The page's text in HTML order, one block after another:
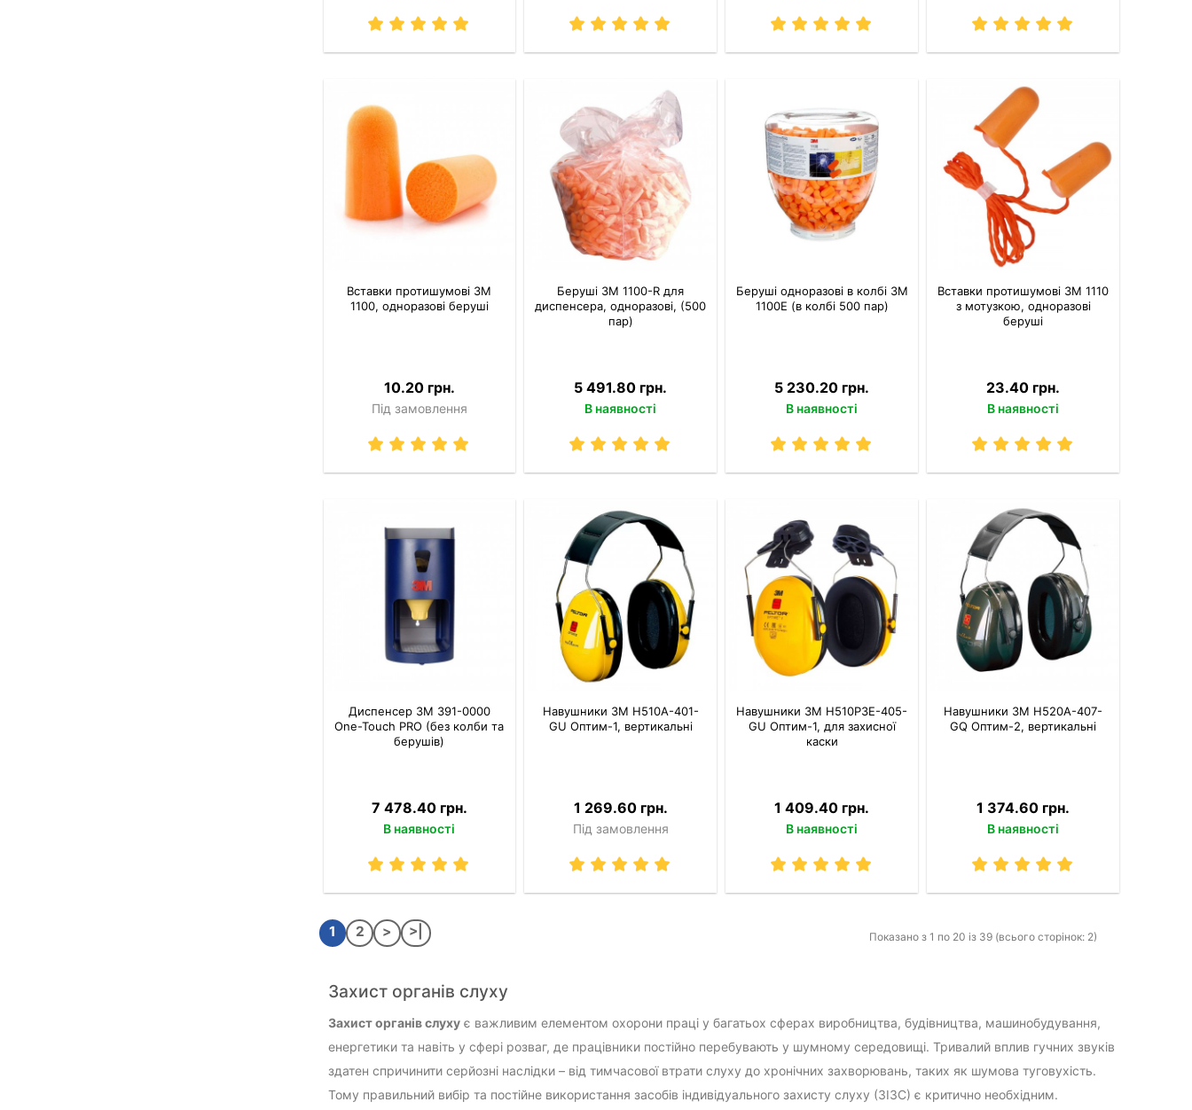
Вставки протишумові 3M
1100, одноразові беруші
10.20 грн.
Під замовлення
Беруші 3M 1100-R для
диспенсера, одноразові, (500
пар)
5 491.80 грн.
В наявності
Беруші одноразові в колбі 3M
1100Е (в колбі 500 пар)
5 230.20 грн.
В наявності
Вставки протишумові 3M 1110
з мотузкою, одноразові
беруші
23.40 грн.
В наявності
Диспенсер 3M 391-0000
One-Touch PRO (без колби та
берушів)
7 478.40 грн.
В наявності
Навушники 3M H510A-401-
GU Оптим-1, вертикальні
1 269.60 грн.
Під замовлення
Навушники 3M H510P3E-405-
GU Оптим-1, для захисної
каски
1 409.40 грн.
В наявності
Навушники 3M H520A-407-
GQ Оптим-2, вертикальні
1 374.60 грн.
В наявності
1 2 > >| Показано з 1 по 20 із 39 (всього сторінок: 2)
Захист органів слуху
Захист органів слухує важливим елементом охорони праці у багатьох сферах виробництва, будівництва, машинобудування,
енергетики та навіть у сфері розваг, де працівники постійно перебувають у шумному середовищі. Тривалий вплив гучних звуків
здатен спричинити серйозні наслідки – від тимчасової втрати слуху до хронічних захворювань, таких як шумова туговухість.
Тому правильний вибір та постійне використання засобів індивідуального захисту слуху (ЗІЗС) є критично необхідним.